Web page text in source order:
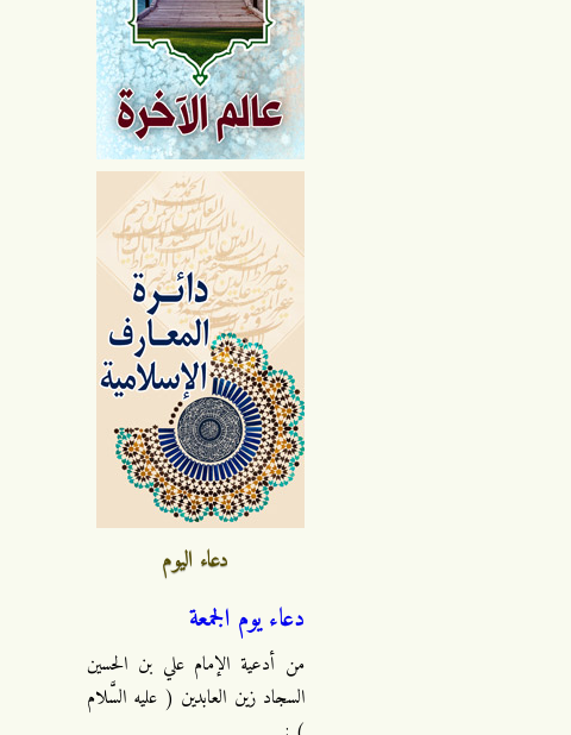
دعاء اليوم
دعاء يوم الجمعة
من أدعية الإمام علي بن الحسين
السجاد زين العابدين ( عليه السَّلام